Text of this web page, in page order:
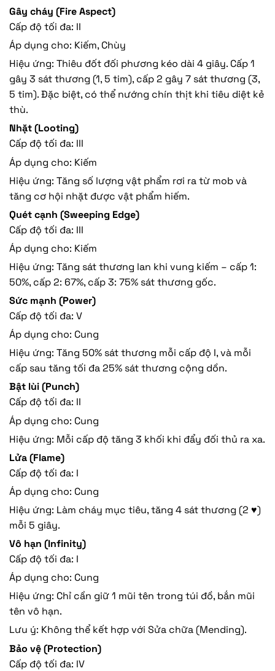
Gây cháy (Fire Aspect)
Cấp độ tối đa: II
Áp dụng cho: Kiếm, Chùy
Hiệu ứng: Thiêu đốt đối phương kéo dài 4 giây. Cấp 1
gây 3 sát thương (1, 5 tim), cấp 2 gây 7 sát thương (3,
5 tim). Đặc biệt, có thể nướng chín thịt khi tiêu diệt kẻ
thù.
Nhặt (Looting)
Cấp độ tối đa: III
Áp dụng cho: Kiếm
Hiệu ứng: Tăng số lượng vật phẩm rơi ra từ mob và
tăng cơ hội nhặt được vật phẩm hiếm.
Quét cạnh (Sweeping Edge)
Cấp độ tối đa: III
Áp dụng cho: Kiếm
Hiệu ứng: Tăng sát thương lan khi vung kiếm – cấp 1:
50%, cấp 2: 67%, cấp 3: 75% sát thương gốc.
Sức mạnh (Power)
Cấp độ tối đa: V
Áp dụng cho: Cung
Hiệu ứng: Tăng 50% sát thương mỗi cấp độ I, và mỗi
cấp sau tăng tối đa 25% sát thương cộng dồn.
Bật lùi (Punch)
Cấp độ tối đa: II
Áp dụng cho: Cung
Hiệu ứng: Mỗi cấp độ tăng 3 khối khi đẩy đối thủ ra xa.
Lửa (Flame)
Cấp độ tối đa: I
Áp dụng cho: Cung
Hiệu ứng: Làm cháy mục tiêu, tăng 4 sát thương (2 ♥)
mỗi 5 giây.
Vô hạn (Infinity)
Cấp độ tối đa: I
Áp dụng cho: Cung
Hiệu ứng: Chỉ cần giữ 1 mũi tên trong túi đồ, bắn mũi
tên vô hạn.
Lưu ý: Không thể kết hợp với Sửa chữa (Mending).
Bảo vệ (Protection)
Cấp độ tối đa: IV